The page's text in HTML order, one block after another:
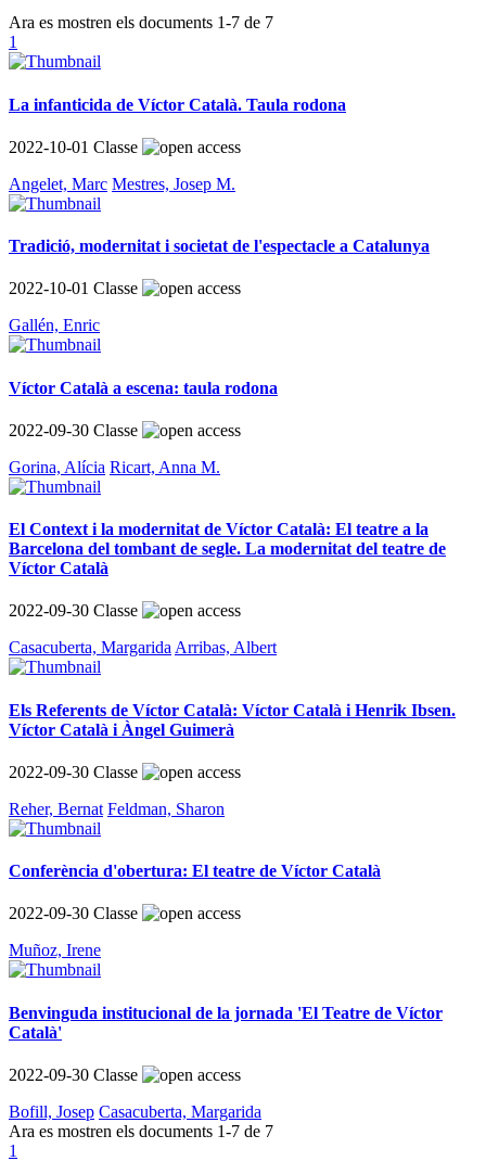
Ara es mostren els documents 1-7 de 7
1
La infanticida de Víctor Català. Taula rodona
2022-10-01 Classe
Angelet, Marc Mestres, Josep M.
Tradició, modernitat i societat de l'espectacle a Catalunya
2022-10-01 Classe
Gallén, Enric
Víctor Català a escena: taula rodona
2022-09-30 Classe
Gorina, Alícia Ricart, Anna M.
El Context i la modernitat de Víctor Català: El teatre a la
Barcelona del tombant de segle. La modernitat del teatre de
Víctor Català
2022-09-30 Classe
Casacuberta, Margarida Arribas, Albert
Els Referents de Víctor Català: Víctor Català i Henrik Ibsen.
Víctor Català i Àngel Guimerà
2022-09-30 Classe
Reher, Bernat Feldman, Sharon
Conferència d'obertura: El teatre de Víctor Català
2022-09-30 Classe
Muñoz, Irene
Benvinguda institucional de la jornada 'El Teatre de Víctor
Català'
2022-09-30 Classe
Bofill, Josep Casacuberta, Margarida
Ara es mostren els documents 1-7 de 7
1